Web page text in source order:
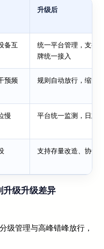
升级后
备互
统一平台管理，支持
牌统一接入
预频
规则自动放行，缩短
慢 平台统一监测，日志
支持存量改造、协议
升级升级差异
级管理与高峰错峰放行，